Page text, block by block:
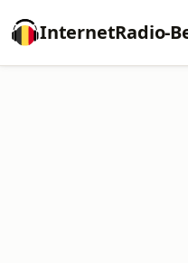
InternetRadio-